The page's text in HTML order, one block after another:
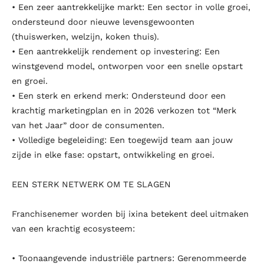
• Een zeer aantrekkelijke markt: Een sector in volle groei,
ondersteund door nieuwe levensgewoonten
(thuiswerken, welzijn, koken thuis).
• Een aantrekkelijk rendement op investering: Een
winstgevend model, ontworpen voor een snelle opstart
en groei.
• Een sterk en erkend merk: Ondersteund door een
krachtig marketingplan en in 2026 verkozen tot “Merk
van het Jaar” door de consumenten.
• Volledige begeleiding: Een toegewijd team aan jouw
zijde in elke fase: opstart, ontwikkeling en groei.
EEN STERK NETWERK OM TE SLAGEN
Franchisenemer worden bij ixina betekent deel uitmaken
van een krachtig ecosysteem:
• Toonaangevende industriële partners: Gerenommeerde